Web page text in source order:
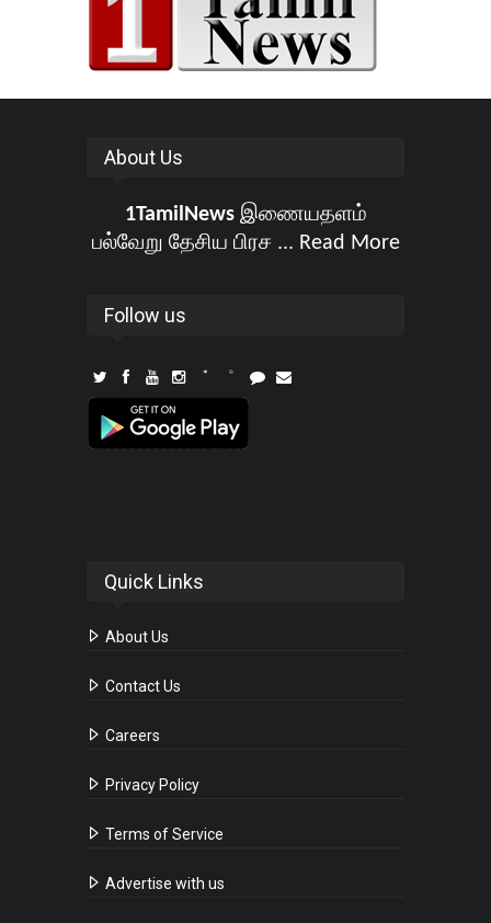
About Us
1TamilNewsஇணையதளம்
பல்வேறு தேசிய பிரச ... Read More
Follow us
Quick Links
About Us
Contact Us
Careers
Privacy Policy
Terms of Service
Advertise with us